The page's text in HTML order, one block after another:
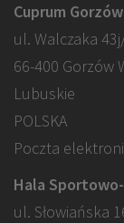
Cuprum
ul. Walczaka
66-400 Gorzów
Lubuskie
POLSKA
Poczta
Hala
ul. Słowiańska